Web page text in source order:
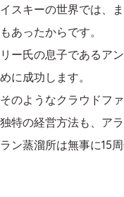
スキーの世界では、
あったからです。
ー氏の息子であるア
に成功します。
のようなクラウドフ
特の経営方法も、ア
ン蒸溜所は無事に15